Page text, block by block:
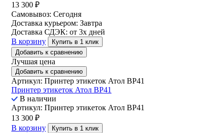
13 300 ₽
Самовывоз: Сегодня
Доставка курьером: Завтра
Доставка СДЭК: от 3х дней
В корзину
Купить в 1 клик
Добавить к сравнению
Лучшая цена
Добавить к сравнению
Артикул: Принтер этикеток Атол ВР41
Принтер этикеток Атол ВР41
В наличии
Артикул: Принтер этикеток Атол ВР41
13 300 ₽
В корзину
Купить в 1 клик